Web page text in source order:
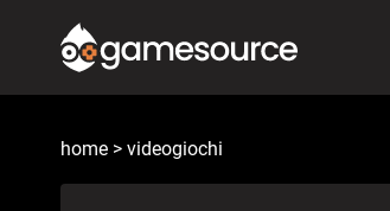
contenuto
home > videogiochi